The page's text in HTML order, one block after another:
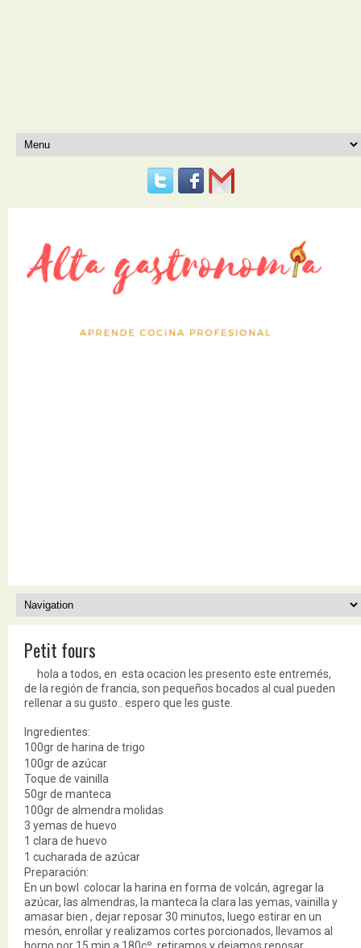
Petit fours
hola a todos, en esta ocacion les presento este entremés,
de la región de francia, son pequeños bocados al cual pueden
rellenar a su gusto.. espero que les guste.
Ingredientes:
100gr de harina de trigo
100gr de azúcar
Toque de vainilla
50gr de manteca
100gr de almendra molidas
3 yemas de huevo
1 clara de huevo
1 cucharada de azúcar
Preparación:
En un bowl colocar la harina en forma de volcán, agregar la
azúcar, las almendras, la manteca la clara las yemas, vainilla y
amasar bien , dejar reposar 30 minutos, luego estirar en un
mesón, enrollar y realizamos cortes porcionados, llevamos al